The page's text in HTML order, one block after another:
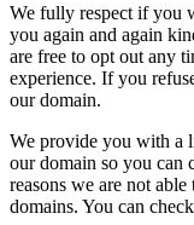
We fully respect if you
you again and again
are free to opt out any
experience. If you
our domain.
We provide you with a
our domain so you can
reasons we are not
domains. You can